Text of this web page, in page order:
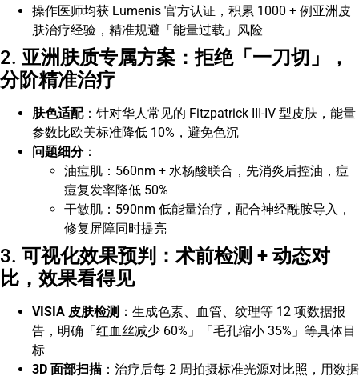
操作医师均获 Lumenis 官方认证，积累 1000 + 例亚洲皮
肤治疗经验，精准规避「能量过载」风险
2. 亚洲肤质专属方案：拒绝「一刀切」，
分阶精准治疗
肤色适配：针对华人常见的 Fitzpatrick III-IV 型皮肤，能量
参数比欧美标准降低 10%，避免色沉
问题细分：
油痘肌：560nm + 水杨酸联合，先消炎后控油，痘
痘复发率降低 50%
干敏肌：590nm 低能量治疗，配合神经酰胺导入，
修复屏障同时提亮
3. 可视化效果预判：术前检测 + 动态对
比，效果看得见
VISIA 皮肤检测 ：生成色素、血管、纹理等 12 项数据报
告，明确「红血丝减少 60%」「毛孔缩小 35%」等具体目
标
3D 面部扫描 ：治疗后每 2 周拍摄标准光源对比照，用数据